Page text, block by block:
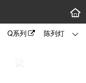
Q系列 陈列灯 拼